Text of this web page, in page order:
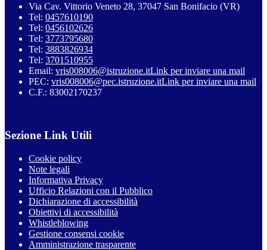
Via Cav. Vittorio Veneto 28, 37047 San Bonifacio (VR)
Tel: 0457610190
Tel: 0456102626
Tel: 3773795680
Tel: 3883826934
Tel: 3701510955
Email: vris008006@istruzione.itLink per inviare una mail
PEC: vris008006@pec.istruzione.itLink per inviare una mail
C.F.: 83002170237
Sezione Link Utili
Cookie policy
Note legali
Informativa Privacy
Ufficio Relazioni con il Pubblico
Dichiarazione di accessibilità
Obiettivi di accessibilità
Whistleblowing
Gestione consensi cookie
Amministrazione trasparente